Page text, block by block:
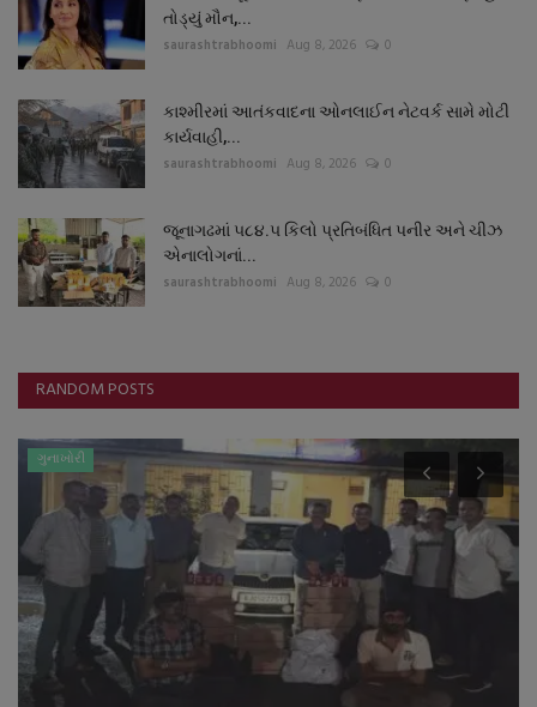
તોડ્યું મૌન,...
saurashtrabhoomi Aug 8, 2026 0
કાશ્મીરમાં આતંકવાદના ઓનલાઈન નેટવર્ક સામે મોટી
કાર્યવાહી,...
saurashtrabhoomi Aug 8, 2026 0
જૂનાગઢમાં ૫૮૪.૫ કિલો પ્રતિબંધિત પનીર અને ચીઝ
એનાલોગનાં...
saurashtrabhoomi Aug 8, 2026 0
RANDOM POSTS
ગુનાખોરી